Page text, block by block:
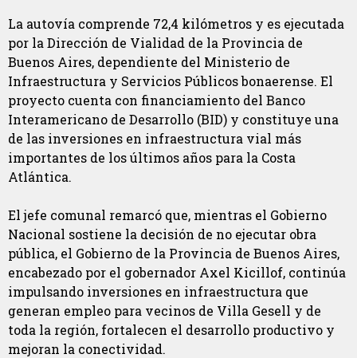
La autovía comprende 72,4 kilómetros y es ejecutada
por la Dirección de Vialidad de la Provincia de
Buenos Aires, dependiente del Ministerio de
Infraestructura y Servicios Públicos bonaerense. El
proyecto cuenta con financiamiento del Banco
Interamericano de Desarrollo (BID) y constituye una
de las inversiones en infraestructura vial más
importantes de los últimos años para la Costa
Atlántica.
El jefe comunal remarcó que, mientras el Gobierno
Nacional sostiene la decisión de no ejecutar obra
pública, el Gobierno de la Provincia de Buenos Aires,
encabezado por el gobernador Axel Kicillof, continúa
impulsando inversiones en infraestructura que
generan empleo para vecinos de Villa Gesell y de
toda la región, fortalecen el desarrollo productivo y
mejoran la conectividad.